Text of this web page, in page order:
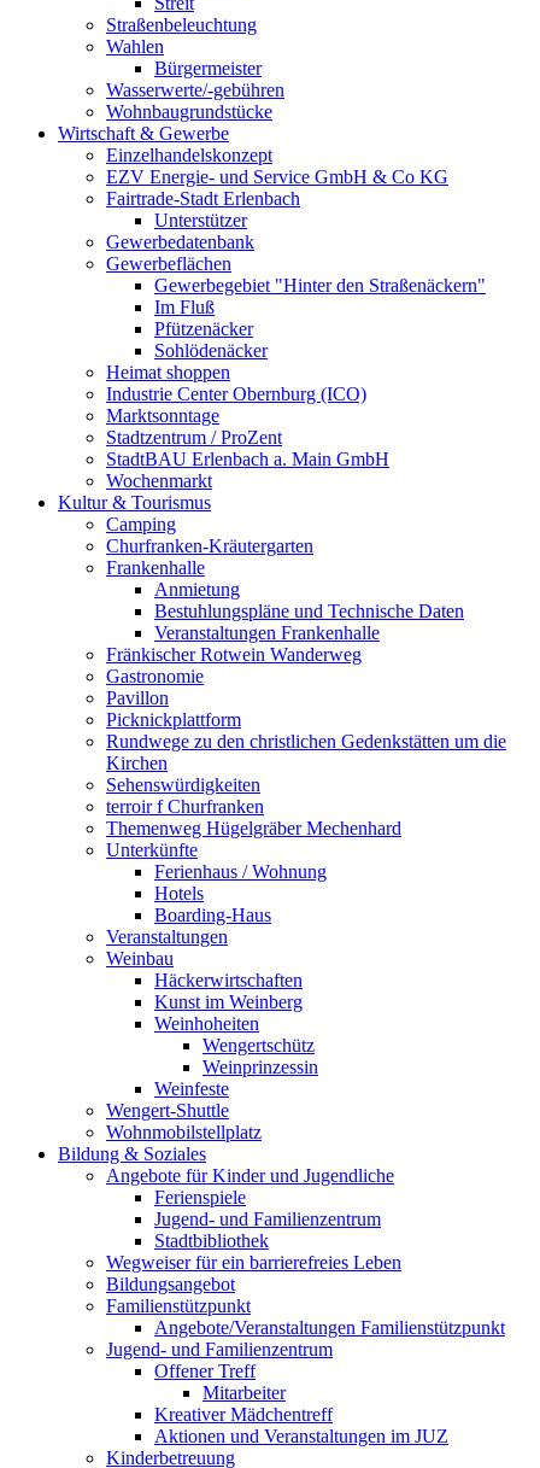
Straßenbeleuchtung
Wahlen
Bürgermeister
Wasserwerte/-gebühren
Wohnbaugrundstücke
Wirtschaft & Gewerbe
Einzelhandelskonzept
EZV Energie- und Service GmbH & Co KG
Fairtrade-Stadt Erlenbach
Unterstützer
Gewerbedatenbank
Gewerbeflächen
Gewerbegebiet "Hinter den Straßenäckern"
Im Fluß
Pfützenäcker
Sohlödenäcker
Heimat shoppen
Industrie Center Obernburg (ICO)
Marktsonntage
Stadtzentrum / ProZent
StadtBAU Erlenbach a. Main GmbH
Wochenmarkt
Kultur & Tourismus
Camping
Churfranken-Kräutergarten
Frankenhalle
Anmietung
Bestuhlungspläne und Technische Daten
Veranstaltungen Frankenhalle
Fränkischer Rotwein Wanderweg
Gastronomie
Pavillon
Picknickplattform
Rundwege zu den christlichen Gedenkstätten um die
Kirchen
Sehenswürdigkeiten
terroir f Churfranken
Themenweg Hügelgräber Mechenhard
Unterkünfte
Ferienhaus / Wohnung
Hotels
Boarding-Haus
Veranstaltungen
Weinbau
Häckerwirtschaften
Kunst im Weinberg
Weinhoheiten
Wengertschütz
Weinprinzessin
Weinfeste
Wengert-Shuttle
Wohnmobilstellplatz
Bildung & Soziales
Angebote für Kinder und Jugendliche
Ferienspiele
Jugend- und Familienzentrum
Stadtbibliothek
Wegweiser für ein barrierefreies Leben
Bildungsangebot
Familienstützpunkt
Angebote/Veranstaltungen Familienstützpunkt
Jugend- und Familienzentrum
Offener Treff
Mitarbeiter
Kreativer Mädchentreff
Aktionen und Veranstaltungen im JUZ
Kinderbetreuung